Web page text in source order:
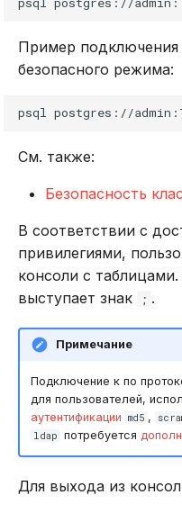
Пример
безопасного режима:
psql postgres://
См. также:
Безопасность
В соответствии с
привилегиями,
консоли с
выступает знак
; .
Примечание
Подключение к по
для пользователей,
аутентификации md5 ,
ldap потребуется
Для выхода из